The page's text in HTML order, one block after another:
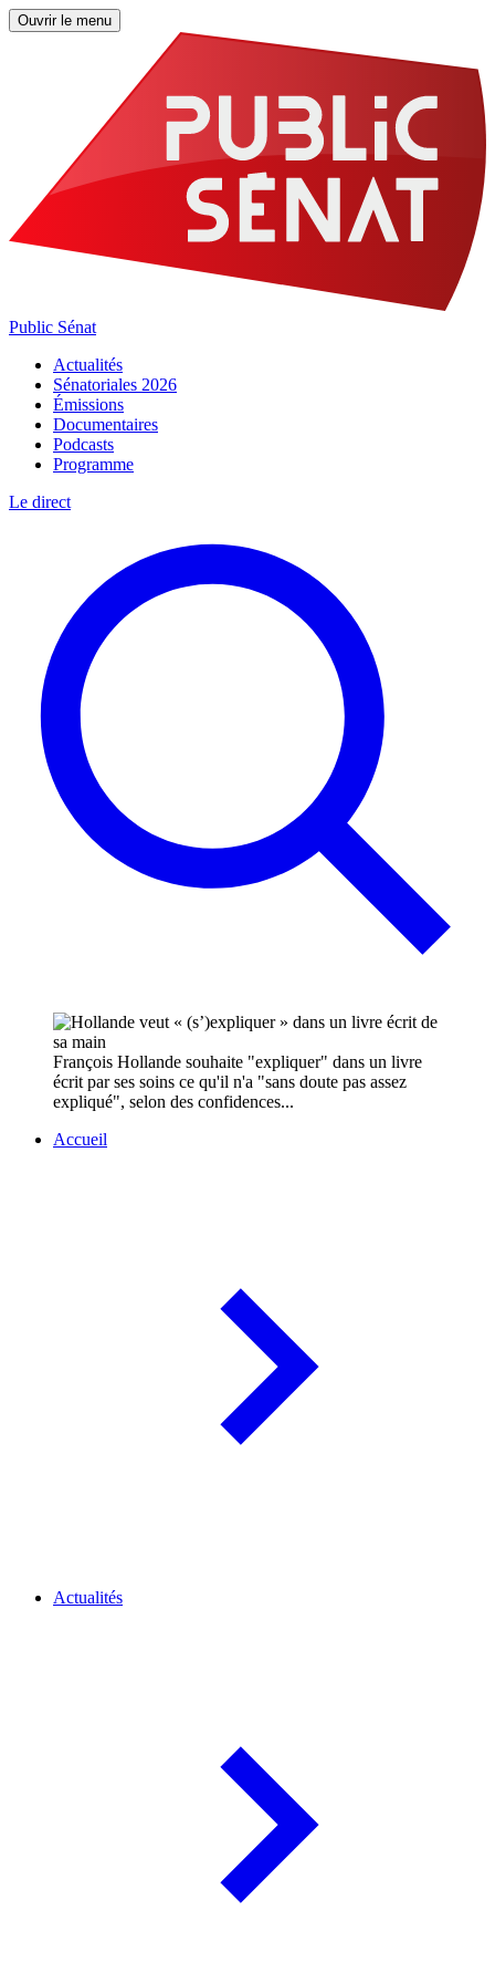
Ouvrir le menu
Public Sénat
Actualités
Sénatoriales 2026
Émissions
Documentaires
Podcasts
Programme
Le direct
François Hollande souhaite "expliquer" dans un livre
écrit par ses soins ce qu'il n'a "sans doute pas assez
expliqué", selon des confidences...
Accueil
Actualités